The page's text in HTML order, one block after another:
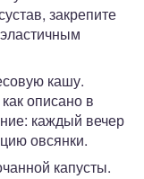
закрепите
кашу.
описано в
каждый вечер
овсянки.
капусты.